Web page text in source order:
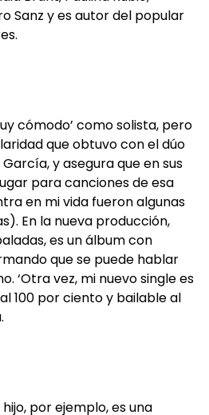
Sanz y es autor del popular
cómodo’ como solista, pero
que obtuvo con el dúo
y asegura que en sus
para canciones de esa
en mi vida fueron algunas
En la nueva producción,
es un álbum con
que se puede hablar
‘Otra vez, mi nuevo single es
100 por ciento y bailable al
por ejemplo, es una